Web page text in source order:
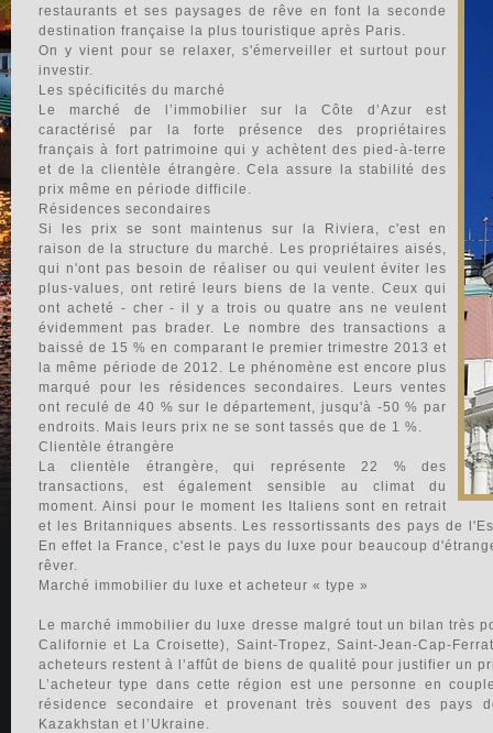
restaurants et ses paysages de rêve en font la seconde
destination française la plus touristique après Paris.
On y vient pour se relaxer, s'émerveiller et surtout pour
investir.
Les spécificités du marché
Le marché de l’immobilier sur la Côte d’Azur est
caractérisé par la forte présence des propriétaires
français à fort patrimoine qui y achètent des pied-à-terre
et de la clientèle étrangère. Cela assure la stabilité des
prix même en période difficile.
Résidences secondaires
Si les prix se sont maintenus sur la Riviera, c'est en
raison de la structure du marché. Les propriétaires aisés,
qui n'ont pas besoin de réaliser ou qui veulent éviter les
plus-values, ont retiré leurs biens de la vente. Ceux qui
ont acheté - cher - il y a trois ou quatre ans ne veulent
évidemment pas brader. Le nombre des transactions a
baissé de 15 % en comparant le premier trimestre 2013 et
la même période de 2012. Le phénomène est encore plus
marqué pour les résidences secondaires. Leurs ventes
ont reculé de 40 % sur le département, jusqu'à -50 % par
endroits. Mais leurs prix ne se sont tassés que de 1 %.
Clientèle étrangère
La clientèle étrangère, qui représente 22 % des
transactions, est également sensible au climat du
moment. Ainsi pour le moment les Italiens sont en retrait
et les Britanniques absents. Les ressortissants des pays de
En effet la France, c'est le pays du luxe pour beaucoup
rêver.
Marché immobilier du luxe et acheteur « type »
Le marché immobilier du luxe dresse malgré tout un bilan très
Californie et La Croisette), Saint-Tropez, Saint-Jean-Cap-
acheteurs restent à l’affût de biens de qualité pour justifier un
L’acheteur type dans cette région est une personne en
résidence secondaire et provenant très souvent des pays
Kazakhstan et l’Ukraine.